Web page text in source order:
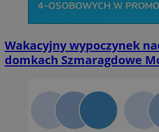
Wakacyjny wypoczynek
domkach Szmaragdowe